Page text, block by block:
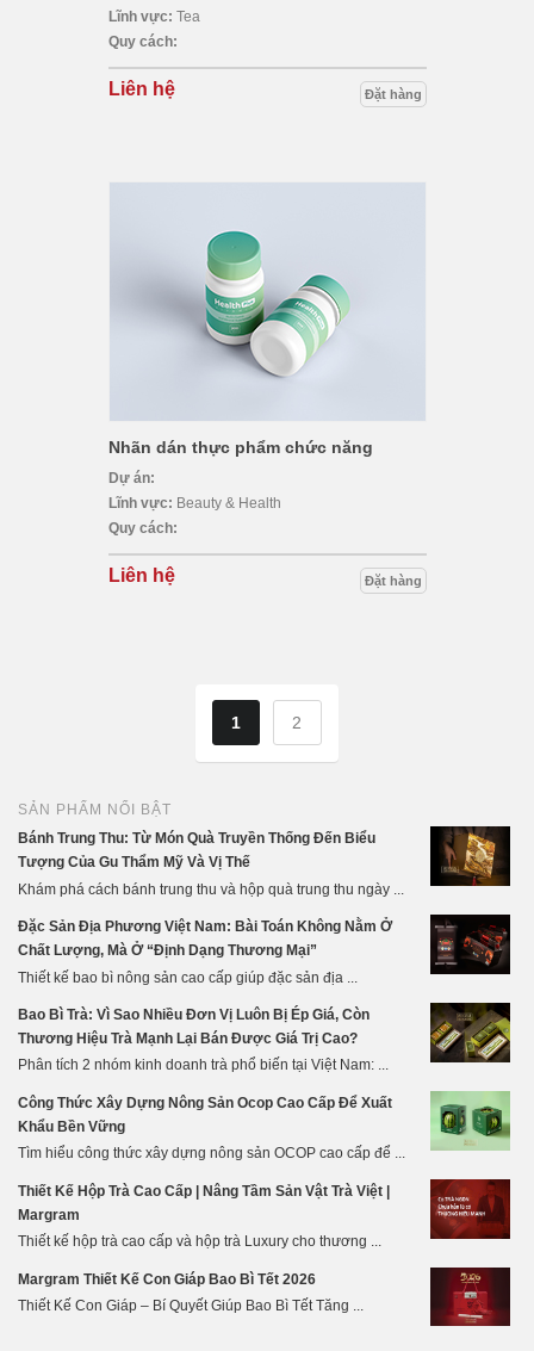
Lĩnh vực: Tea
Quy cách:
Liên hệ Đặt hàng
Nhãn dán thực phẩm chức năng
Dự án:
Lĩnh vực: Beauty & Health
Quy cách:
Liên hệ Đặt hàng
1 2
SẢN PHẨM NỔI BẬT
Bánh Trung Thu: Từ Món Quà Truyền Thống Đến Biểu
Tượng Của Gu Thẩm Mỹ Và Vị Thế
Khám phá cách bánh trung thu và hộp quà trung thu ngày ...
Đặc Sản Địa Phương Việt Nam: Bài Toán Không Nằm Ở
Chất Lượng, Mà Ở “Định Dạng Thương Mại”
Thiết kế bao bì nông sản cao cấp giúp đặc sản địa ...
Bao Bì Trà: Vì Sao Nhiều Đơn Vị Luôn Bị Ép Giá, Còn
Thương Hiệu Trà Mạnh Lại Bán Được Giá Trị Cao?
Phân tích 2 nhóm kinh doanh trà phổ biến tại Việt Nam: ...
Công Thức Xây Dựng Nông Sản Ocop Cao Cấp Để Xuất
Khẩu Bền Vững
Tìm hiểu công thức xây dựng nông sản OCOP cao cấp để ...
Thiết Kế Hộp Trà Cao Cấp | Nâng Tầm Sản Vật Trà Việt |
Margram
Thiết kế hộp trà cao cấp và hộp trà Luxury cho thương ...
Margram Thiết Kế Con Giáp Bao Bì Tết 2026
Thiết Kế Con Giáp – Bí Quyết Giúp Bao Bì Tết Tăng ...